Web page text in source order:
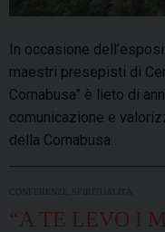
In occasione
maestri presepisti di
Cornabusa” è lieto di
comunicazione e
della Cornabusa.
“A TE LEVO I